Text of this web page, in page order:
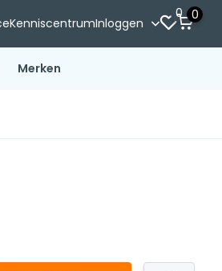
KenniscentrumInloggen
0 0
Merken